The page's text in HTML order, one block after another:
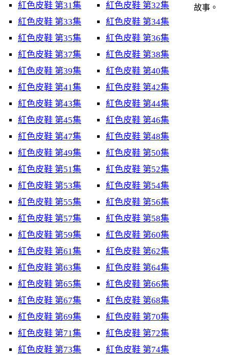
紅色皮鞋 第31集
紅色皮鞋 第32集
紅色皮鞋 第33集
紅色皮鞋 第34集
紅色皮鞋 第35集
紅色皮鞋 第36集
紅色皮鞋 第37集
紅色皮鞋 第38集
紅色皮鞋 第39集
紅色皮鞋 第40集
紅色皮鞋 第41集
紅色皮鞋 第42集
紅色皮鞋 第43集
紅色皮鞋 第44集
紅色皮鞋 第45集
紅色皮鞋 第46集
紅色皮鞋 第47集
紅色皮鞋 第48集
紅色皮鞋 第49集
紅色皮鞋 第50集
紅色皮鞋 第51集
紅色皮鞋 第52集
紅色皮鞋 第53集
紅色皮鞋 第54集
紅色皮鞋 第55集
紅色皮鞋 第56集
紅色皮鞋 第57集
紅色皮鞋 第58集
紅色皮鞋 第59集
紅色皮鞋 第60集
紅色皮鞋 第61集
紅色皮鞋 第62集
紅色皮鞋 第63集
紅色皮鞋 第64集
紅色皮鞋 第65集
紅色皮鞋 第66集
紅色皮鞋 第67集
紅色皮鞋 第68集
紅色皮鞋 第69集
紅色皮鞋 第70集
紅色皮鞋 第71集
紅色皮鞋 第72集
紅色皮鞋 第73集
紅色皮鞋 第74集
故事。